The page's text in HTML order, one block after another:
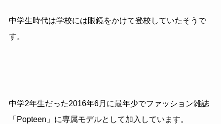
中学生時代は学校には眼鏡をかけて登校していたそうで
す。
中学2年生だった2016年6月に最年少でファッション雑誌
「Popteen」に専属モデルとして加入しています。